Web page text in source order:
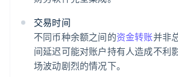
交易时间
不同币种余额之间的资金转账并非
间延迟可能对账户持有人造成不利
场波动剧烈的情况下。